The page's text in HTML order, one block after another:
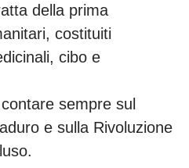
della prima
costituiti
cibo e
sempre sul
e sulla Rivoluzione